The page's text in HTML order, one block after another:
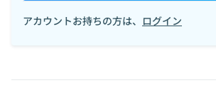
アカウントお持ちの方は、 ログイン